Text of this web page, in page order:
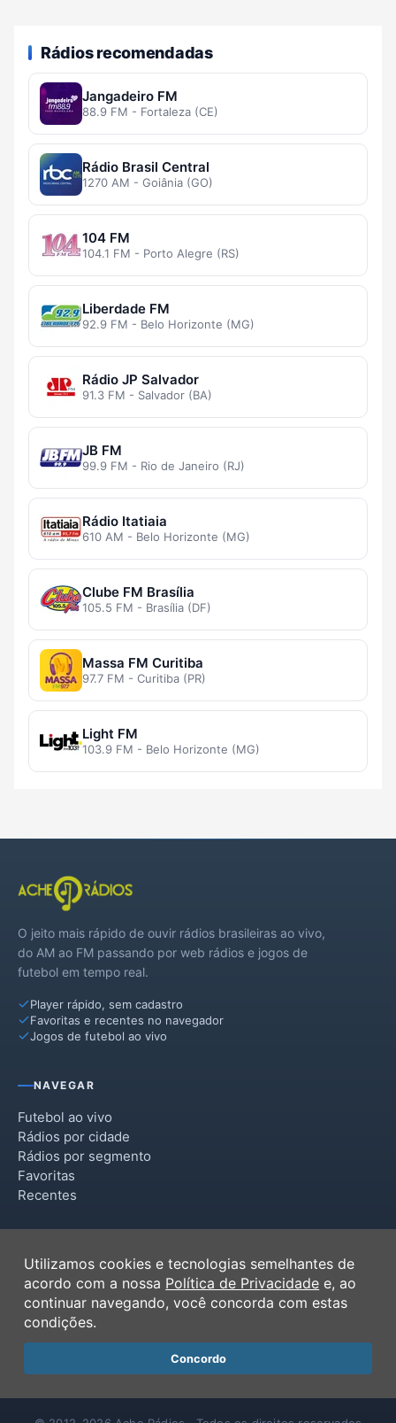
Rádios recomendadas
Jangadeiro FM
88.9 FM - Fortaleza (CE)
Rádio Brasil Central
1270 AM - Goiânia (GO)
104 FM
104.1 FM - Porto Alegre (RS)
Liberdade FM
92.9 FM - Belo Horizonte (MG)
Rádio JP Salvador
91.3 FM - Salvador (BA)
JB FM
99.9 FM - Rio de Janeiro (RJ)
Rádio Itatiaia
610 AM - Belo Horizonte (MG)
Clube FM Brasília
105.5 FM - Brasília (DF)
Massa FM Curitiba
97.7 FM - Curitiba (PR)
Light FM
103.9 FM - Belo Horizonte (MG)
O jeito mais rápido de ouvir rádios brasileiras ao vivo,
do AM ao FM passando por web rádios e jogos de
futebol em tempo real.
Player rápido, sem cadastro
Favoritas e recentes no navegador
Jogos de futebol ao vivo
NAVEGAR
Futebol ao vivo
Rádios por cidade
Rádios por segmento
Favoritas
Recentes
Termos de Uso
Política de Privacidade
Ferramentas
Contato
Utilizamos cookies e tecnologias semelhantes de
acordo com a nossa Política de Privacidade e, ao
continuar navegando, você concorda com estas
condições.
Concordo